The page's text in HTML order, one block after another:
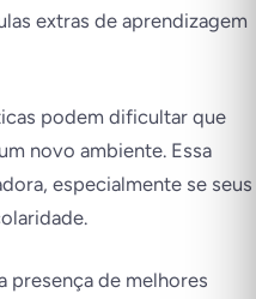
extras de aprendizagem
podem dificultar que
novo ambiente. Essa
especialmente se seus
presença de melhores